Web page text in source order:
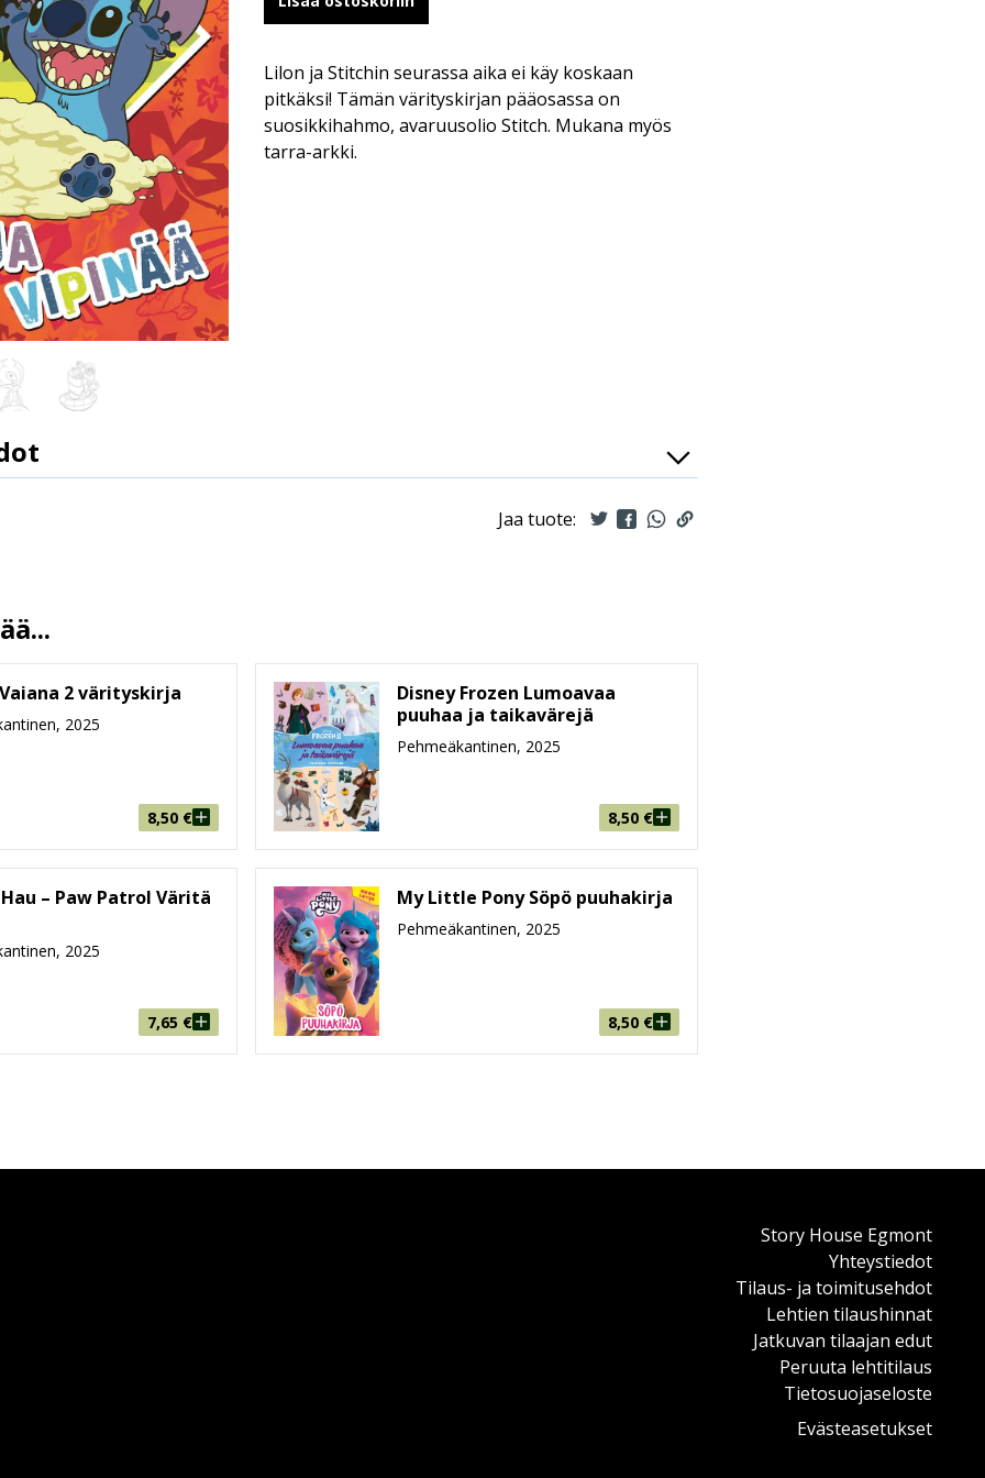
Lilon ja Stitchin seurassa aika ei käy koskaan
pitkäksi! Tämän värityskirjan pääosassa on
suosikkihahmo, avaruusolio Stitch. Mukana myös
tarra-arkki.
9789523348424
118g
3-5, 6-8
Jaa tuote:
2 värityskirja
2025
8,50 €
Disney Frozen Lumoavaa
puuhaa ja taikavärejä
Pehmeäkantinen, 2025
8,50 €
– Paw Patrol Väritä
2025
7,65 €
My Little Pony Söpö puuhakirja
Pehmeäkantinen, 2025
8,50 €
Story House Egmont
Yhteystiedot
Tilaus- ja toimitusehdot
Lehtien tilaushinnat
Jatkuvan tilaajan edut
Peruuta lehtitilaus
Tietosuojaseloste
Evästeasetukset